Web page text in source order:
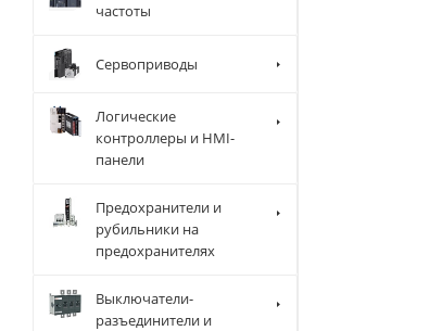
частоты
Сервоприводы
Логические
контроллеры и HMI-
панели
Предохранители и
рубильники на
предохранителях
Выключатели-
разъединители и